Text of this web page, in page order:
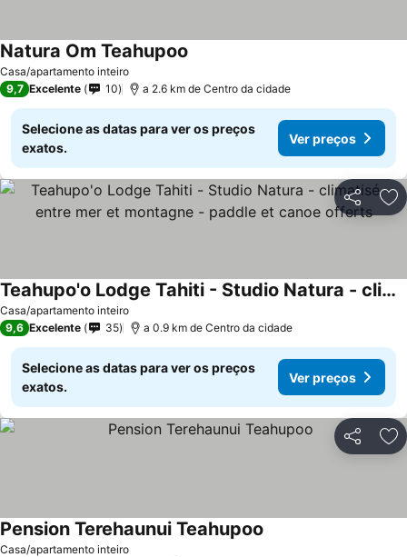
Casa/apartamento inteiro
Natura Om Teahupoo
9,7 Excelente 10 a 2.6 km de Centro da cidade
Selecione as datas para ver os preços
exatos.
Ver preços
Partilhar
Casa/apartamento inteiro
Teahupo'o Lodge Tahiti - Studio Natura - climatisé - entre mer et montagne - paddle et canoe offerts
9,6 Excelente 35 a 0.9 km de Centro da cidade
Selecione as datas para ver os preços
exatos.
Ver preços
Partilhar
Casa/apartamento inteiro
Pension Terehaunui Teahupoo